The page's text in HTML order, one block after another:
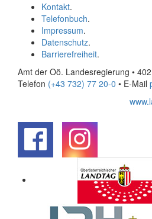
Kontakt.
Telefonbuch.
Impressum.
Datenschutz.
Barrierefreiheit.
Amt der Oö. Landesregierung •
Telefon (+43 732) 77 20-0 • E-Mail